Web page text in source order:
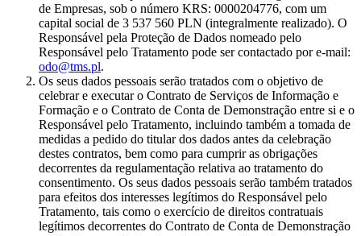
de Empresas, sob o número KRS: 0000204776, com um
capital social de 3 537 560 PLN (integralmente realizado). O
Responsável pela Proteção de Dados nomeado pelo
Responsável pelo Tratamento pode ser contactado por e-mail:
odo@tms.pl.
Os seus dados pessoais serão tratados com o objetivo de
celebrar e executar o Contrato de Serviços de Informação e
Formação e o Contrato de Conta de Demonstração entre si e o
Responsável pelo Tratamento, incluindo também a tomada de
medidas a pedido do titular dos dados antes da celebração
destes contratos, bem como para cumprir as obrigações
decorrentes da regulamentação relativa ao tratamento do
consentimento. Os seus dados pessoais serão também tratados
para efeitos dos interesses legítimos do Responsável pelo
Tratamento, tais como o exercício de direitos contratuais
legítimos decorrentes do Contrato de Conta de Demonstração